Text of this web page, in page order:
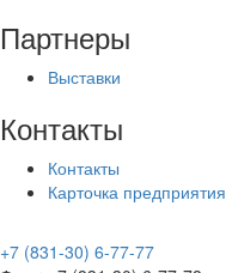
Партнеры
Выставки
Контакты
Контакты
Карточка предприятия
+7 (831-30) 6-77-77